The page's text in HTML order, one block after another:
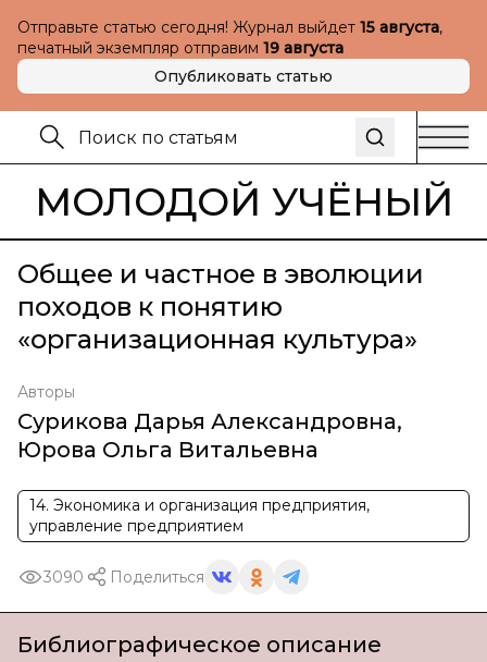
Отправьте статью сегодня! Журнал выйдет 15 августа,
печатный экземпляр отправим 19 августа
Опубликовать статью
МОЛОДОЙ УЧЁНЫЙ
Общее и частное в эволюции
походов к понятию
«организационная культура»
Авторы
Сурикова Дарья Александровна,
Юрова Ольга Витальевна
14. Экономика и организация предприятия,
управление предприятием
3090 Поделиться
Библиографическое описание